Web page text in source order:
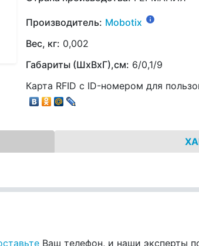
Производитель: Mobotix
Вес, кг: 0,002
Габариты (ШхВхГ),см: 6/0,1/9
Карта RFID с ID-номером для
Ваш телефон, и наши эксперты